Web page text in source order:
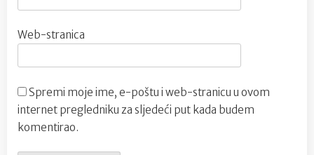
Web-stranica
Spremi moje ime, e-poštu i web-stranicu u ovom
internet pregledniku za sljedeći put kada budem
komentirao.